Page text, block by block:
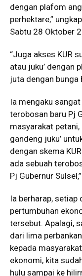
dengan plafom
perhektare,”
Sabtu 28 Oktober
“Juga akses KUR
atau juku’ dengan
juta dengan bunga
Ia mengaku
terobosan baru Pj
masyarakat petani,
gandeng juku’
dengan skema
ada sebuah
Pj Gubernur
Ia berharap, setiap
pertumbuhan
tersebut. Apalagi,
dari lima
kepada
ekonomi, kita
hulu sampai ke